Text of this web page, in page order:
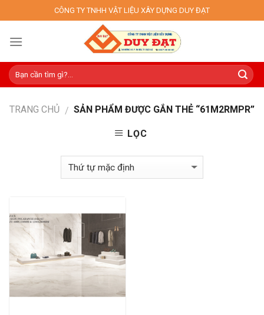
to
content
CÔNG TY TNHH VẬT LIỆU XÂY DỰNG DUY ĐẠT
TRANG CHỦ / SẢN PHẨM ĐƯỢC GẮN THẺ “61M2RMPR”
LỌC